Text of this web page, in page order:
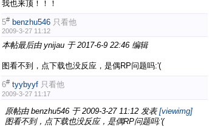
我也来顶！！！
5# benzhu546 只看他
2009-3-27 11:12
本帖最后由 ynijau 于 2017-6-9 22:46 编辑
图看不到，点下载也没反应，是偶RP问题吗:'(
6# tyybyyf 只看他
2009-3-27 11:17
原帖由 benzhu546 于 2009-3-27 11:12 发表 [viewimg]
图看不到，点下载也没反应，是偶RP问题吗:'(